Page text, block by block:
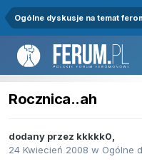
Ogólne dyskusje na temat
Rocznica..ah
dodany przez kkkkk0,
24 Kwiecień 2008 w Ogólne